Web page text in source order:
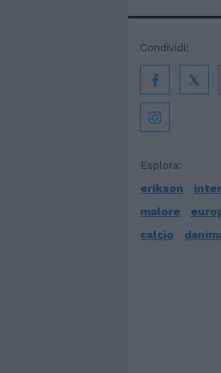
Esplora:
erikson
inter
malore
calcio
Condividi: